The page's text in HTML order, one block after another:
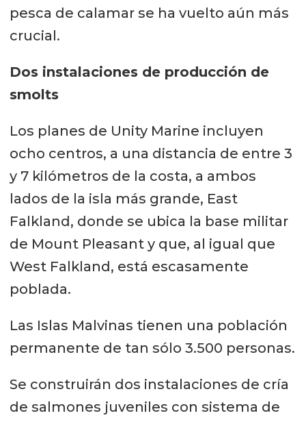
pesca de calamar se ha vuelto aún más
crucial.
Dos instalaciones de producción de
smolts
Los planes de Unity Marine incluyen
ocho centros, a una distancia de entre 3
y 7 kilómetros de la costa, a ambos
lados de la isla más grande, East
Falkland, donde se ubica la base militar
de Mount Pleasant y que, al igual que
West Falkland, está escasamente
poblada.
Las Islas Malvinas tienen una población
permanente de tan sólo 3.500 personas.
Se construirán dos instalaciones de cría
de salmones juveniles con sistema de